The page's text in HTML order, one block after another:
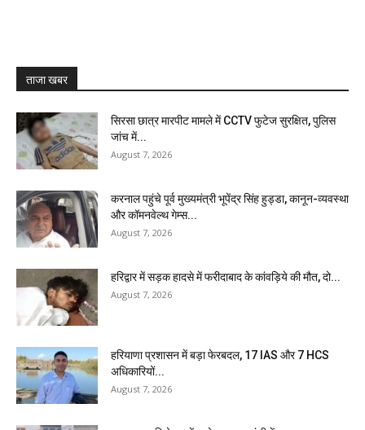
ताजा खबर
सिरसा छात्र मारपीट मामले में CCTV फुटेज सुरक्षित, पुलिस
जांच में...
August 7, 2026
करनाल पहुंचे पूर्व मुख्यमंत्री भूपेंद्र सिंह हुड्डा, कानून-व्यवस्था
और कॉमनवेल्थ गेम्स...
August 7, 2026
हरिद्वार में सड़क हादसे में फरीदाबाद के कांवड़िये की मौत, दो...
August 7, 2026
हरियाणा प्रशासन में बड़ा फेरबदल, 17 IAS और 7 HCS
अधिकारियों...
August 7, 2026